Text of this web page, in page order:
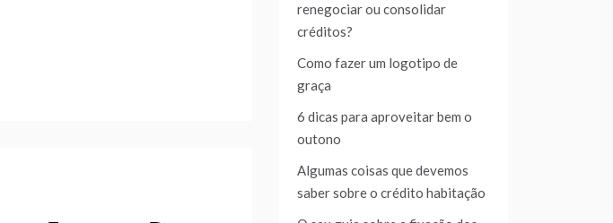
renegociar ou consolidar
créditos?
Como fazer um logotipo de
graça
6 dicas para aproveitar bem o
outono
Algumas coisas que devemos
saber sobre o crédito habitação